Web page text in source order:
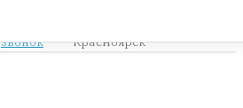
звонок
Красноярск